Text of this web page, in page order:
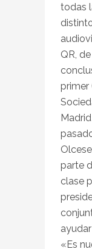
todas
QR,
primer
parte
clase
«Es